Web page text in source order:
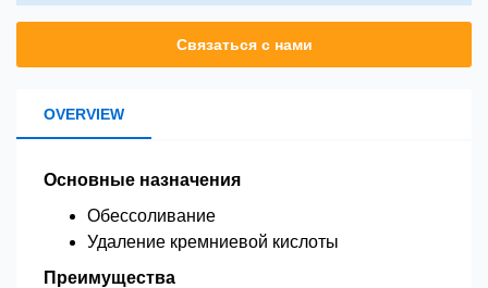
Связаться с нами
OVERVIEW
Основные назначения
Обессоливание
Удаление кремниевой кислоты
Преимущества